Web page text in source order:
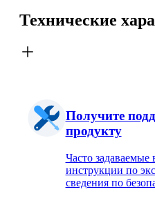
Технические
Получите
продукту
Часто задаваемые
инструкции по
сведения по